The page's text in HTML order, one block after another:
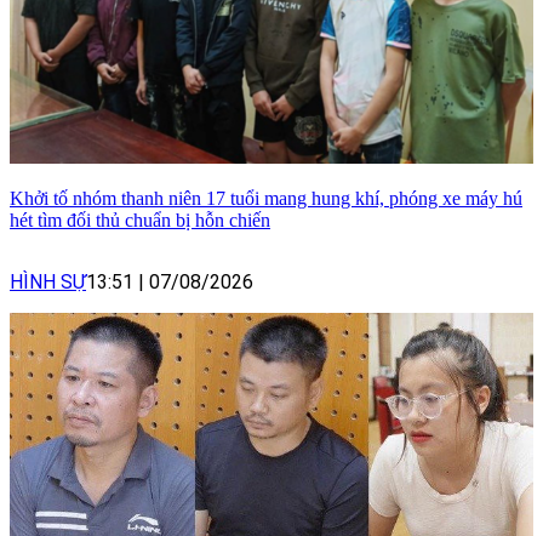
Khởi tố nhóm thanh niên 17 tuổi mang hung khí, phóng xe máy hú
hét tìm đối thủ chuẩn bị hỗn chiến
HÌNH SỰ13:51 | 07/08/2026